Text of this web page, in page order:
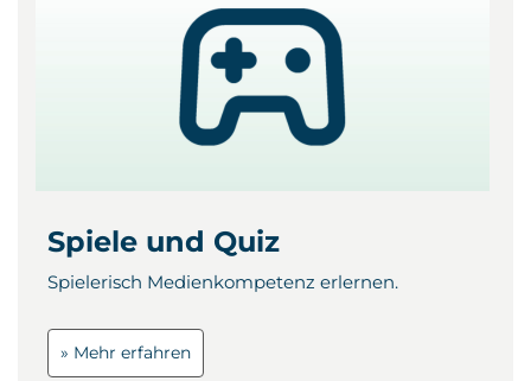
Spiele und Quiz
Spielerisch Medienkompetenz erlernen.
» Mehr erfahren